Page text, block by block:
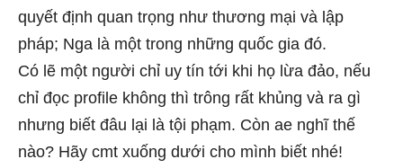
quyết định quan trọng như thương mại và lập
pháp; Nga là một trong những quốc gia đó.
Có lẽ một người chỉ uy tín tới khi họ lừa đảo, nếu
chỉ đọc profile không thì trông rất khủng và ra gì
nhưng biết đâu lại là tội phạm. Còn ae nghĩ thế
nào? Hãy cmt xuống dưới cho mình biết nhé!